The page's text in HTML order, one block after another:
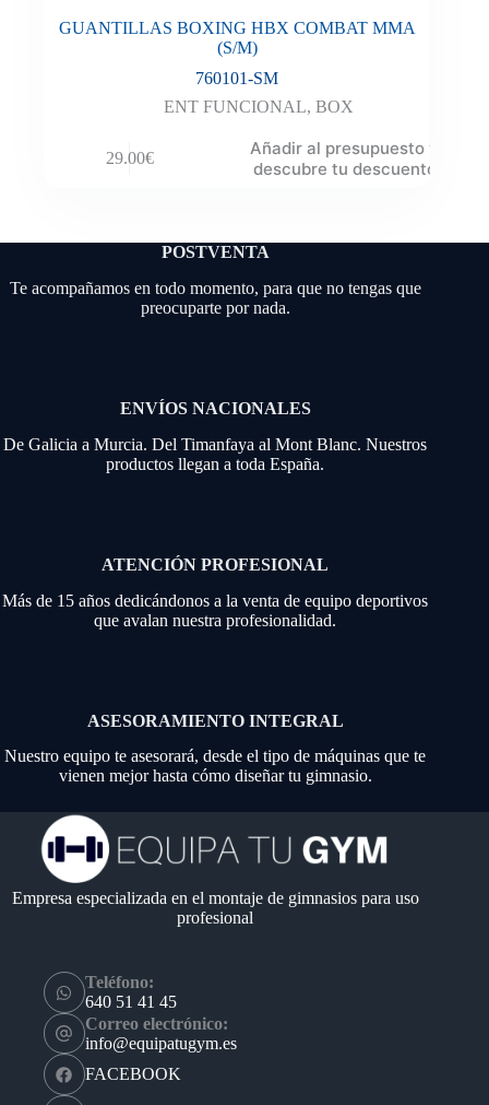
GUANTILLAS BOXING HBX COMBAT MMA
(S/M)
760101-SM
ENT FUNCIONAL,BOX
29.00€
Añadir al presupuesto y
descubre tu descuento
POSTVENTA
Te acompañamos en todo momento, para que no tengas que
preocuparte por nada.
ENVÍOS NACIONALES
De Galicia a Murcia. Del Timanfaya al Mont Blanc. Nuestros
productos llegan a toda España.
ATENCIÓN PROFESIONAL
Más de 15 años dedicándonos a la venta de equipo deportivos
que avalan nuestra profesionalidad.
ASESORAMIENTO INTEGRAL
Nuestro equipo te asesorará, desde el tipo de máquinas que te
vienen mejor hasta cómo diseñar tu gimnasio.
Empresa especializada en el montaje de gimnasios para uso
profesional
Teléfono:
640 51 41 45
Correo electrónico:
info@equipatugym.es
FACEBOOK